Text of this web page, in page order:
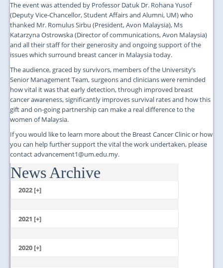
The event was attended by Professor Datuk Dr. Rohana Yusof
(Deputy Vice-Chancellor, Student Affairs and Alumni, UM) who
thanked Mr. Romulus Sirbu (President, Avon Malaysia), Ms
Katarzyna Ostrowska (Director of communications, Avon Malaysia)
and all their staff for their generosity and ongoing support of the
issues which surround breast cancer in Malaysia today.
The audience, graced by survivors, members of the University’s
Senior Management Team, surgeons and clinicians were reminded
how vital it was that early detection, through improved breast
cancer awareness, significantly improves survival rates and how this
gift and on-going partnership can make a real difference to the
women of Malaysia.
If you would like to learn more about the Breast Cancer Clinic or how
you can help further support the vital the work undertaken, please
contact advancement1@um.edu.my.
...
News Archive
2022 [+]
2021 [+]
October
July
2020 [+]